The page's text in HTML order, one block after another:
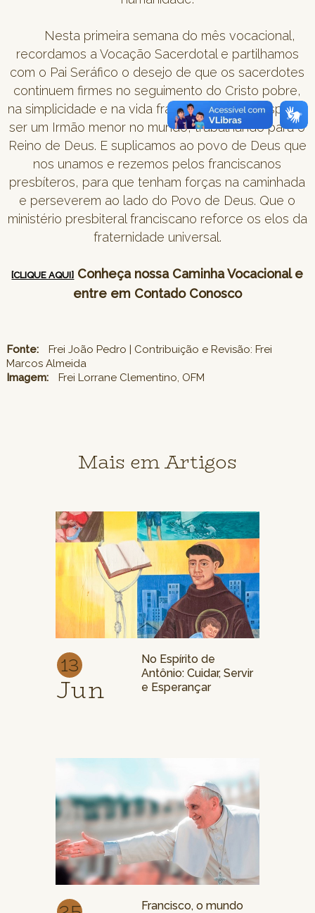
Nesta primeira semana do mês vocacional,
recordamos a Vocação Sacerdotal e partilhamos
com o Pai Seráfico o desejo de que os sacerdotes
continuem firmes no seguimento do Cristo pobre,
na simplicidade e na vida fraterna; que eles aspirem
ser um Irmão menor no mundo, trabalhando para o
Reino de Deus. E suplicamos ao povo de Deus que
nos unamos e rezemos pelos franciscanos
presbíteros, para que tenham forças na caminhada
e perseverem ao lado do Povo de Deus. Que o
ministério presbiteral franciscano reforce os elos da
fraternidade universal.
[CLIQUE AQUI] Conheça nossa Caminha Vocacional e
entre em Contado Conosco
Fonte:
Frei João Pedro | Contribuição e Revisão: Frei
Marcos Almeida
Imagem:
Frei Lorrane Clementino, OFM
Mais em Artigos
13
Jun
No Espírito de
Antônio: Cuidar, Servir
e Esperançar
Francisco, o mundo